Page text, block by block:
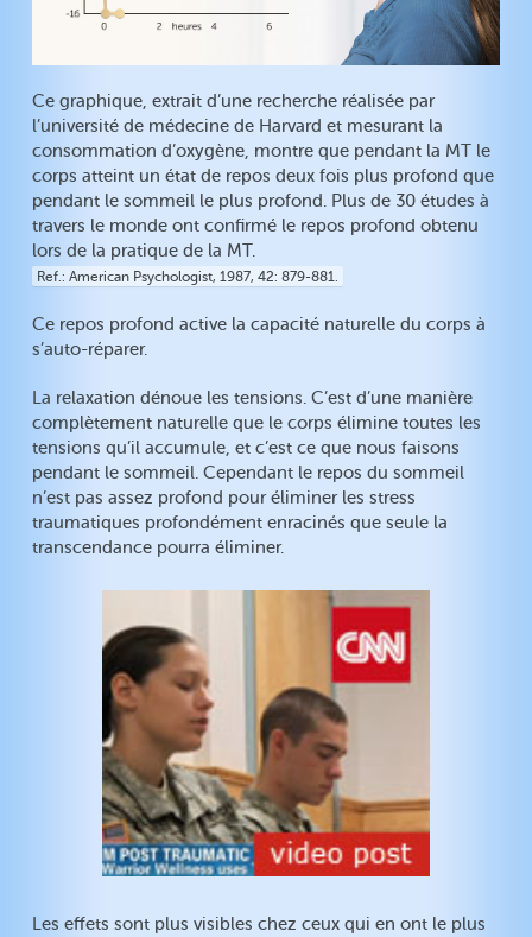
Ce graphique, extrait d’une recherche réalisée par
l’université de médecine de Harvard et mesurant la
consommation d’oxygène, montre que pendant la MT le
corps atteint un état de repos deux fois plus profond que
pendant le sommeil le plus profond. Plus de 30 études à
travers le monde ont confirmé le repos profond obtenu
lors de la pratique de la MT.
Ref. American Psychologist, 1987, 42: 879-881.
Ce repos profond active la capacité naturelle du corps à
s’auto-réparer.
La relaxation dénoue les tensions. C’est d’une manière
complètement naturelle que le corps élimine toutes les
tensions qu’il accumule, et c’est ce que nous faisons
pendant le sommeil. Cependant le repos du sommeil
n’est pas assez profond pour éliminer les stress
traumatiques profondément enracinés que seule la
transcendance pourra éliminer.
Les effets sont plus visibles chez ceux qui en ont le plus